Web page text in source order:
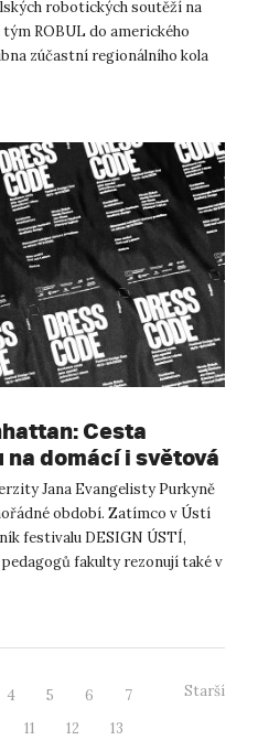
robotických soutěží na
ROBUL do amerického
zúčastní regionálního kola
Cesta
domácí i světová
Jana Evangelisty Purkyně
období. Zatímco v Ústí
festivalu DESIGN ÚSTÍ,
fakulty rezonují také v
4 5 6
7
11 12
13
Starší